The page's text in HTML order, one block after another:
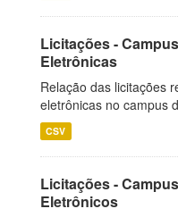
Licitações -
Eletrônicas
Relação das licitações
eletrônicas no campus
CSV
Licitações -
Eletrônicos